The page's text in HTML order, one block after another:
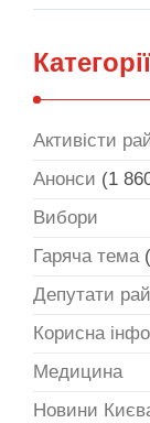
Категорії
Активісти
Анонси (1
Вибори
Гаряча тема
Депутати
Корисна
Медицина
Новини